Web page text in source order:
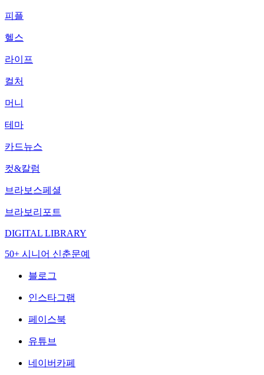
피플
헬스
라이프
컬처
머니
테마
카드뉴스
컷&칼럼
브라보스페셜
브라보리포트
DIGITAL LIBRARY
50+ 시니어 신춘문예
블로그
인스타그램
페이스북
유튜브
네이버카페